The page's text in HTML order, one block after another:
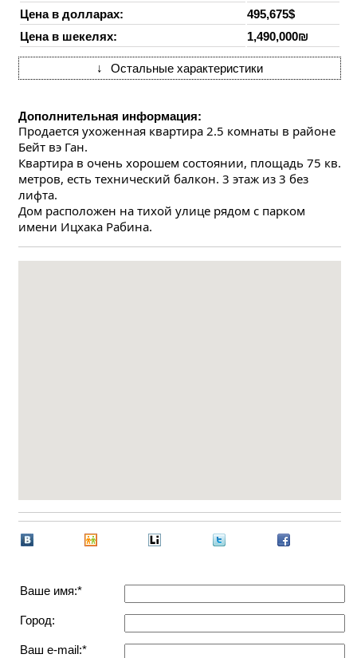
Цена в долларах:
495,675$
Цена в шекелях:
1,490,000₪
↓ Остальные характеристики
Дополнительная информация:
Продается ухоженная квартира 2.5 комнаты в районе
Бейт вэ Ган.
Квартира в очень хорошем состоянии, площадь 75 кв.
метров, есть технический балкон. 3 этаж из 3 без
лифта.
Дом расположен на тихой улице рядом с парком
имени Ицхака Рабина.
Ваше имя:*
Город:
Ваш e-mail:*